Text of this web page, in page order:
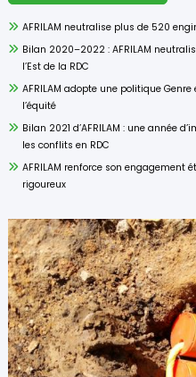
AFRILAM neutralise plus de 520
Bilan 2020–2022 : AFRILAM
l’Est de la RDC
AFRILAM adopte une politique
l’équité
Bilan 2021 d’AFRILAM : une année
les conflits en RDC
AFRILAM renforce son engagement
rigoureux